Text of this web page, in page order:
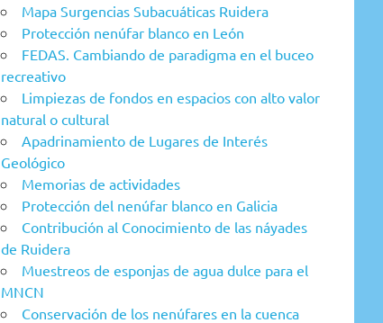
Mapa Surgencias Subacuáticas Ruidera
Protección nenúfar blanco en León
FEDAS. Cambiando de paradigma en el buceo
recreativo
Limpiezas de fondos en espacios con alto valor
natural o cultural
Apadrinamiento de Lugares de Interés
Geológico
Memorias de actividades
Protección del nenúfar blanco en Galicia
Contribución al Conocimiento de las náyades
de Ruidera
Muestreos de esponjas de agua dulce para el
MNCN
Conservación de los nenúfares en la cuenca